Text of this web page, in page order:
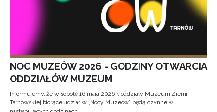
NOC MUZEÓW 2026 - GODZINY OTWARCIA
ODDZIAŁÓW MUZEUM
Informujemy, że w sobotę 16 maja 2026 r. oddziały Muzeum Ziemi
Tarnowskiej biorące udział w „Nocy Muzeów” będą czynne w